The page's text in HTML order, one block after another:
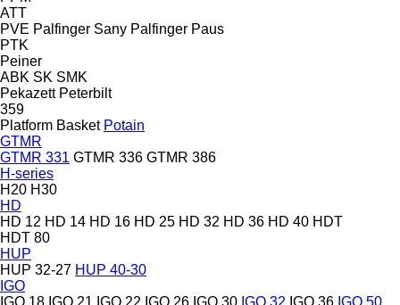
ATT
PVE Palfinger Sany Palfinger Paus
PTK
Peiner
ABK SK SMK
Pekazett Peterbilt
359
Platform Basket Potain
GTMR
GTMR 331 GTMR 336 GTMR 386
H-series
H20 H30
HD
HD 12 HD 14 HD 16 HD 25 HD 32 HD 36 HD 40 HDT
HDT 80
HUP
HUP 32-27 HUP 40-30
IGO
IGO 18 IGO 21 IGO 22 IGO 26 IGO 30 IGO 32 IGO 36 IGO 50